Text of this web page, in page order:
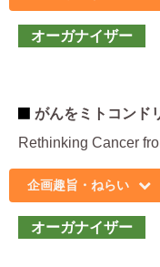
オーガナイザー
がんをミトコンド
Rethinking Cancer
企画趣旨・ねらい
オーガナイザー